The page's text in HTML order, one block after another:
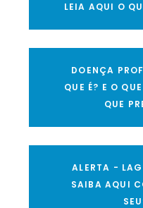
LEIA AQUI O
DOENÇA
QUE É? E O
QUE
ALERTA -
SAIBA AQUI